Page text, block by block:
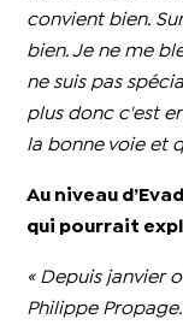
convient bien.
bien. Je ne me
ne suis pas
plus donc c'est
la bonne voie et
Au niveau
qui pourrait
« Depuis janvier
Philippe